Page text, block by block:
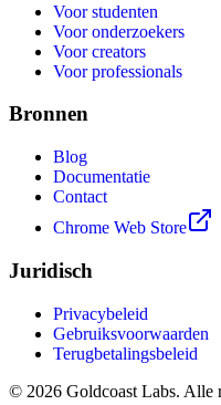
Voor studenten
Voor onderzoekers
Voor creators
Voor professionals
Bronnen
Blog
Documentatie
Contact
Chrome Web Store
Juridisch
Privacybeleid
Gebruiksvoorwaarden
Terugbetalingsbeleid
© 2026 Goldcoast Labs. Alle